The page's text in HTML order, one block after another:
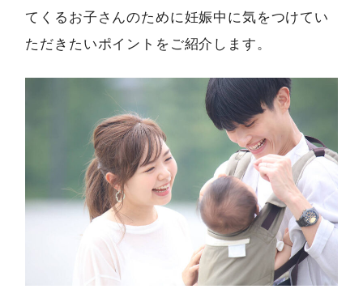
てくるお子さんのために妊娠中に気をつけてい
ただきたいポイントをご紹介します。